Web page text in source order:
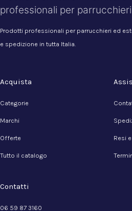
Prodotti professionali per parrucchieri ed
e spedizione in tutta Italia.
Acquista
Categorie
Marchi
Offerte
Tutto il catalogo
Resi
Contatti
06 59 87 3160